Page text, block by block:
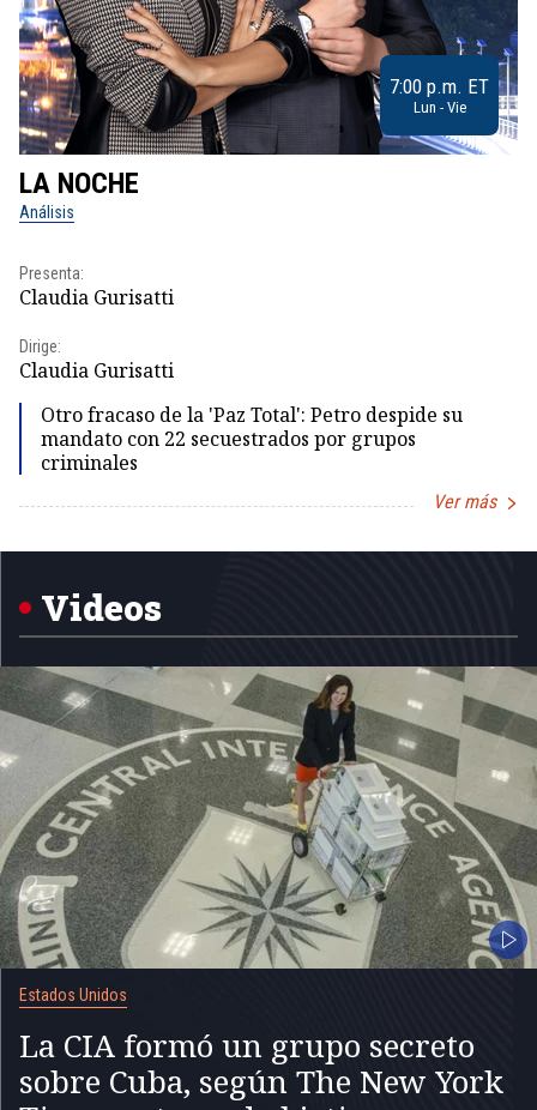
7:00 p.m. ET
Lun - Vie
LA NOCHE
Análisis
Presenta:
Claudia Gurisatti
Dirige:
Claudia Gurisatti
Otro fracaso de la 'Paz Total': Petro despide su
mandato con 22 secuestrados por grupos
criminales
Ver más
Videos
Estados Unidos
La CIA formó un grupo secreto
sobre Cuba, según The New York